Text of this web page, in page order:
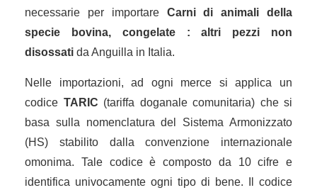
necessarie per importare Carni di animali della
specie bovina, congelate : altri pezzi non
disossati da Anguilla in Italia.
Nelle importazioni, ad ogni merce si applica un
codice TARIC (tariffa doganale comunitaria) che si
basa sulla nomenclatura del Sistema Armonizzato
(HS) stabilito dalla convenzione internazionale
omonima. Tale codice è composto da 10 cifre e
identifica univocamente ogni tipo di bene. Il codice